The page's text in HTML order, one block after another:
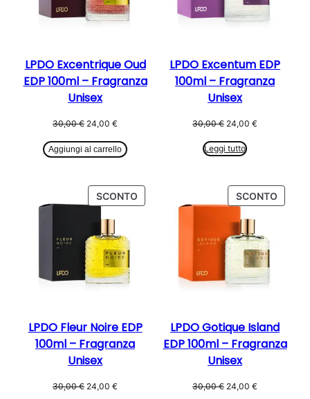
LPDO Excentrique Oud
EDP 100ml – Fragranza
Unisex
30,00€ Il
originale
era:
24,00 €
attuale
è:
Aggiungi al carrello
LPDO Excentum EDP
100ml – Fragranza
Unisex
30,00€ Il
originale
24,00 €
Leggi tutto
SCONTOPRODOTTO
IN
LPDO Fleur Noire EDP
100ml – Fragranza
Unisex
30,00€ Il24,00 €
SCONTO
IN
LPDO Gotique Island
EDP 100ml – Fragranza
Unisex
30,00€ Il24,00 €